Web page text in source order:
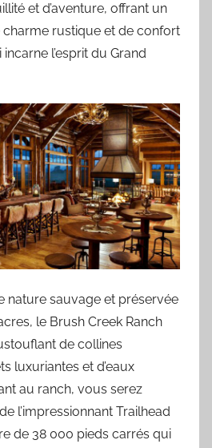
et d’aventure, offrant un
rustique et de confort
l’esprit du Grand
nature sauvage et préservée
le Brush Creek Ranch
de collines
luxuriantes et d’eaux
au ranch, vous serez
l’impressionnant Trailhead
de 38 000 pieds carrés qui